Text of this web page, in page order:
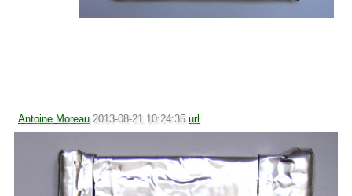
Antoine Moreau 2013-08-21 10:24:35 url